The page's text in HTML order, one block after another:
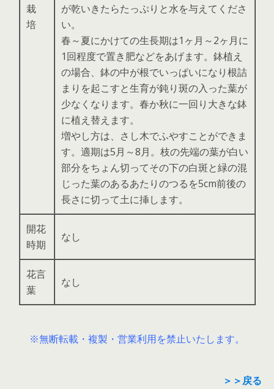
栽
培
が乾いきたらたっぷりと水を与えてくださ
い。
春～夏にかけての生長期は1ヶ月～2ヶ月に
1回程度で置き肥などをあげます。鉢植え
の場合、鉢の中が根でいっぱいになり根詰
まりを起こすと生育が鈍り斑の入った葉が
少なくなります。春か秋に一回り大きな鉢
に植え替えます。
増やし方は、さし木でふやすことができま
す。適期は5月～8月。枝の先端の葉が白い
部分をちょん切ってその下の白斑と緑の混
じった葉のあるあたりのつるを5cm前後の
長さに切って土に挿します。
開花
時期
なし
花言
葉
なし
※無断転載・複製・営業利用を禁止いたします。
＞＞戻る